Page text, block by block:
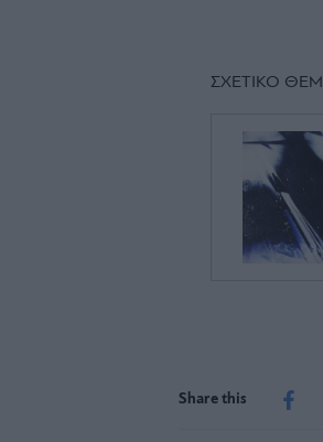
ΣΧΕΤΙΚΟ
Share this